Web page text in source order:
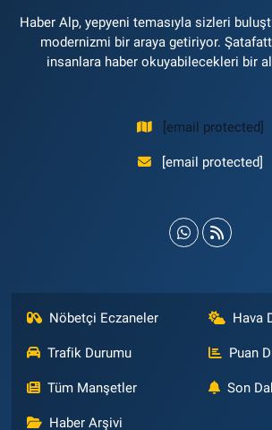
Haber Alp, yepyeni temasıyla sizleri
modernizmi bir araya getiriyor.
insanlara haber okuyabilecekleri bir
[email protected]
[email protected]
Nöbetçi Eczaneler Hava
Trafik Durumu Puan
Tüm Manşetler Son
Haber Arşivi